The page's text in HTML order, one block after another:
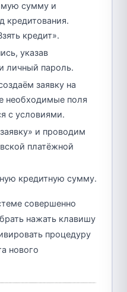
сумму и
кредитования.
кредит».
указав
личный пароль.
заявку на
необходимые поля
с условиями.
и проводим
платёжной
кредитную сумму.
совершенно
нажать клавишу
процедуру
нового